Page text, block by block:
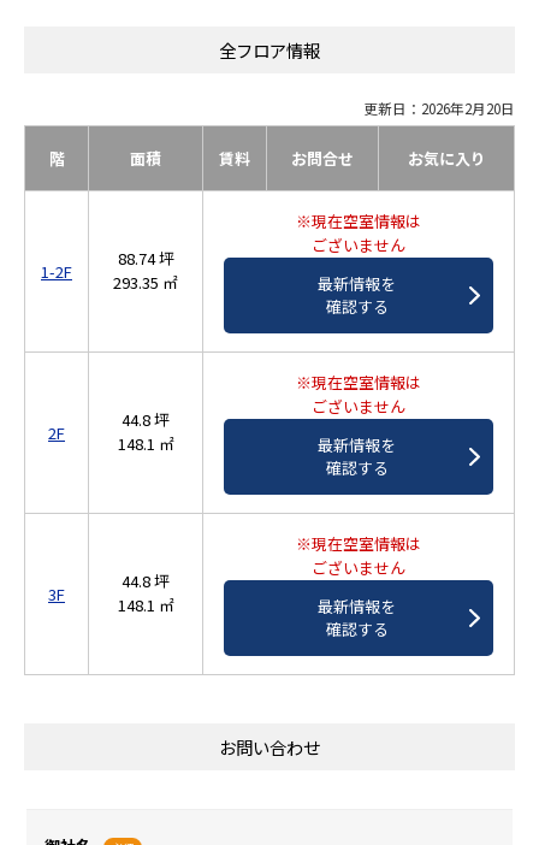
全フロア情報
更新日：2026年2月20日
階 面積 賃料 お問合せ お気に入り
1-2F
88.74 坪
293.35 ㎡
※現在空室情報は
ございません
最新情報を
確認する
2F
44.8 坪
148.1 ㎡
※現在空室情報は
ございません
最新情報を
確認する
3F
44.8 坪
148.1 ㎡
※現在空室情報は
ございません
最新情報を
確認する
お問い合わせ